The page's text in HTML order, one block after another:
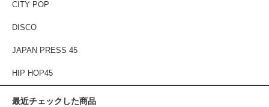
CITY POP
DISCO
JAPAN PRESS 45
HIP HOP45
最近チェックした商品